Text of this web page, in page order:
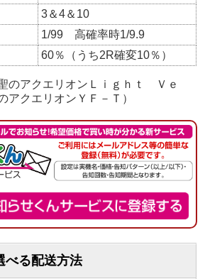
3＆4＆10
1/99 高確率時1/9.9
60％（うち2R確変10％）
のアクエリオンＬｉｇｈｔ Ｖｅ
アクエリオンＹＦ－Ｔ）
べる配送方法